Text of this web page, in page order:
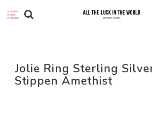
Jolie Ring Sterling
Stippen Amethist